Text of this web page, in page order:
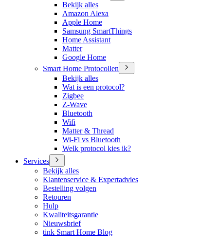
Bekijk alles
Amazon Alexa
Apple Home
Samsung SmartThings
Home Assistant
Matter
Google Home
Smart Home Protocollen
Bekijk alles
Wat is een protocol?
Zigbee
Z-Wave
Bluetooth
Wifi
Matter & Thread
Wi-Fi vs Bluetooth
Welk protocol kies ik?
Services
Bekijk alles
Klantenservice & Expertadvies
Bestelling volgen
Retouren
Hulp
Kwaliteitsgarantie
Nieuwsbrief
tink Smart Home Blog